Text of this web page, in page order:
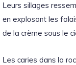
Leurs sillages
en explosant les
de la crème sous le
Les caries dans la